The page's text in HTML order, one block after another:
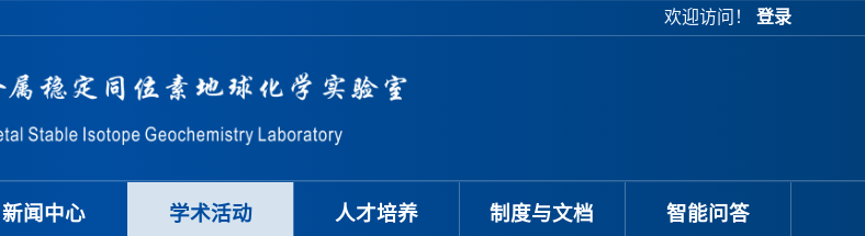
欢迎访问！ 登录
新闻中心 学术活动 人才培养 制度与文档 智能问答